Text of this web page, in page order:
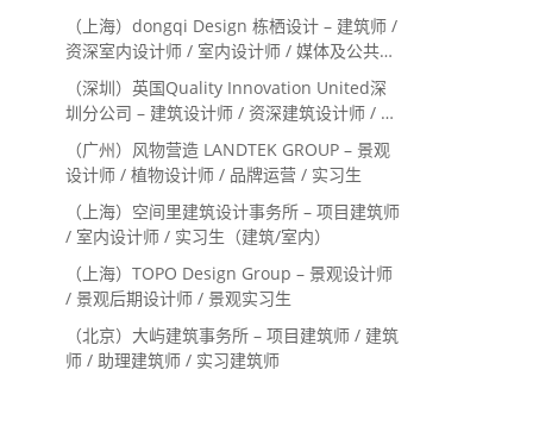
（上海）dongqi Design 栋栖设计 – 建筑师 /
资深室内设计师 / 室内设计师 / 媒体及公共关
系主管 / 设计实习生（常年招聘）
（深圳）英国Quality Innovation United深
圳分公司 – 建筑设计师 / 资深建筑设计师 / 室
内设计师 / 设计实习生
（广州）风物营造 LANDTEK GROUP – 景观
设计师 / 植物设计师 / 品牌运营 / 实习生
（上海）空间里建筑设计事务所 – 项目建筑师
/ 室内设计师 / 实习生（建筑/室内）
（上海）TOPO Design Group – 景观设计师
/ 景观后期设计师 / 景观实习生
（北京）大屿建筑事务所 – 项目建筑师 / 建筑
师 / 助理建筑师 / 实习建筑师